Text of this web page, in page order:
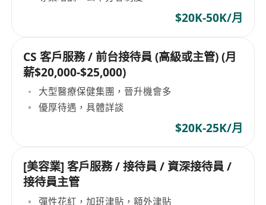
$20K-50K/月
CS 客戶服務 / 前台接待員 (高級或主管) (月
薪$20,000-$25,000)
大型醫療保健集團，晉升機會多
優厚待遇，具體詳談
$20K-25K/月
[美容業] 客戶服務 / 接待員 / 資深接待員 /
接待員主管
彈性花紅，加班津貼，額外津貼